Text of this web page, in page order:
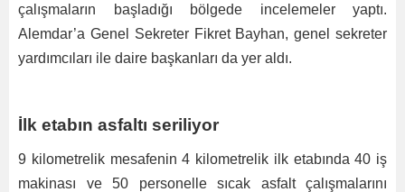
çalışmaların başladığı bölgede incelemeler yaptı.
Alemdar’a Genel Sekreter Fikret Bayhan, genel sekreter
yardımcıları ile daire başkanları da yer aldı.
İlk etabın asfaltı seriliyor
9 kilometrelik mesafenin 4 kilometrelik ilk etabında 40 iş
makinası ve 50 personelle sıcak asfalt çalışmalarını